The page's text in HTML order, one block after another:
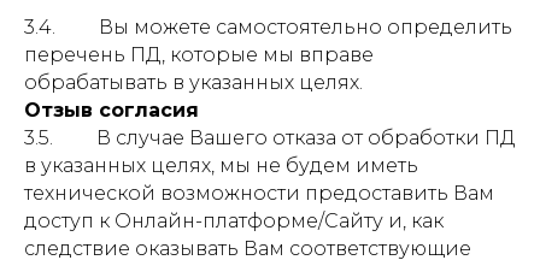
3.4. Вы можете самостоятельно определить
перечень ПД, которые мы вправе
обрабатывать в указанных целях.
Отзыв согласия
3.5. В случае Вашего отказа от обработки ПД
в указанных целях, мы не будем иметь
технической возможности предоставить Вам
доступ к Онлайн-платформе/Сайту и, как
следствие оказывать Вам соответствующие